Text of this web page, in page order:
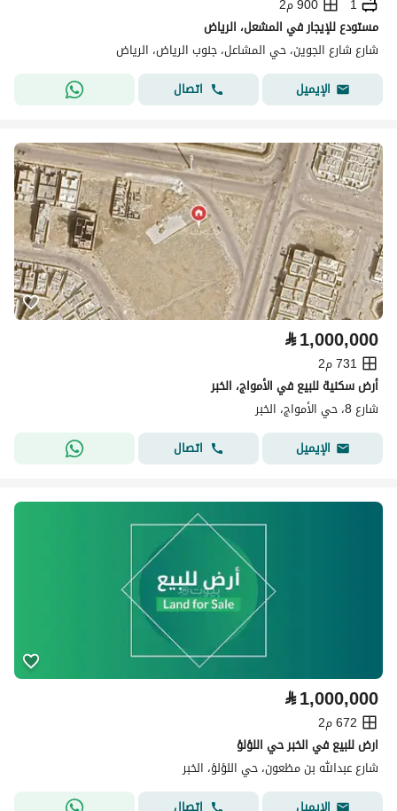
مستودع للإيجار في المشعل، الرياض
شارع شارع الجوين، حي المشاعل، جنوب الرياض، الرياض
الإيميل
اتصال
⃁1,000,000
731 م2
أرض سكنية للبيع في الأمواج، الخبر
شارع 8، حي الأمواج، الخبر
الإيميل
اتصال
⃁1,000,000
672 م2
ارض للبيع في الخبر حي اللؤلؤ
شارع عبدالله بن مظعون، حي اللؤلؤ، الخبر